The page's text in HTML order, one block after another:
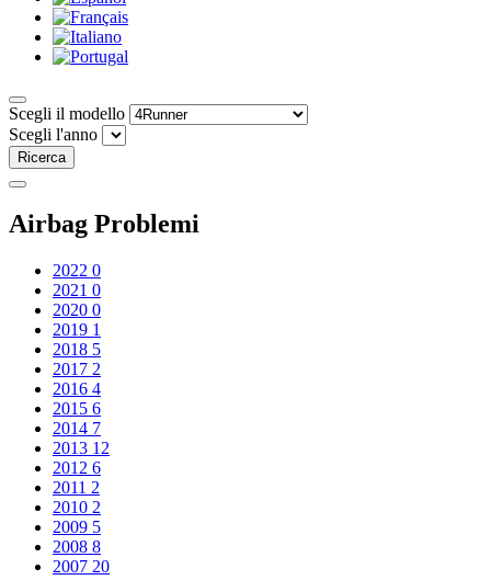
Scegli il modello
Scegli l'anno
Ricerca
Airbag Problemi
2022 0
2021 0
2020 0
2019 1
2018 5
2017 2
2016 4
2015 6
2014 7
2013 12
2012 6
2011 2
2010 2
2009 5
2008 8
2007 20